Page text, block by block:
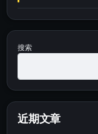
搜索
近期文章